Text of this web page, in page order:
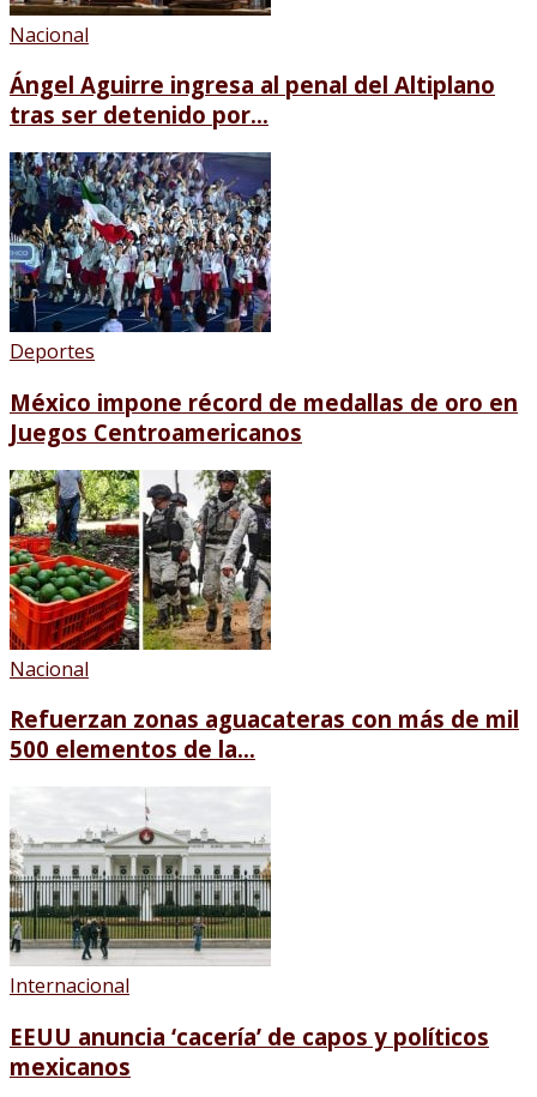
Nacional
Ángel Aguirre ingresa al penal del Altiplano
tras ser detenido por...
Deportes
México impone récord de medallas de oro en
Juegos Centroamericanos
Nacional
Refuerzan zonas aguacateras con más de mil
500 elementos de la...
Internacional
EEUU anuncia ‘cacería’ de capos y políticos
mexicanos